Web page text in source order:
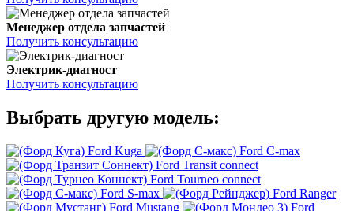
Менеджер отдела запчастей
Получить консультацию
Электрик-диагност
Получить консультацию
Выбрать другую модель:
Ford Kuga
Ford C-max
Ford Transit connect
Ford Tourneo connect
Ford S-max
Ford Ranger
Ford Mustang
Ford